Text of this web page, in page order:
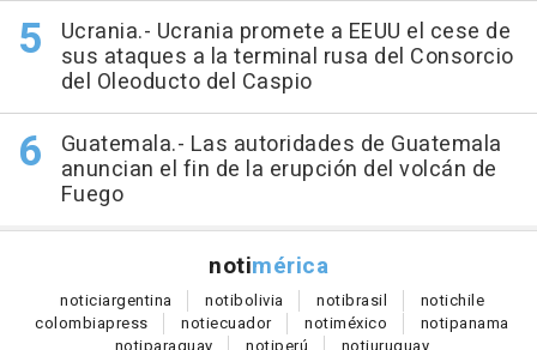
Ucrania.- Ucrania promete a EEUU el cese de
sus ataques a la terminal rusa del Consorcio
del Oleoducto del Caspio
Guatemala.- Las autoridades de Guatemala
anuncian el fin de la erupción del volcán de
Fuego
notimérica
noticiargentina notibolivia notibrasil notichile
colombiapress notiecuador notiméxico notipanama